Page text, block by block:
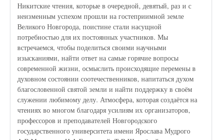
Никитские чтения, которые в очередной, девятый, раз и с
неизменным успехом прошли на гостеприимной земле
Великого Новгорода, поистине стали насущной
потребностью для их постоянных участников. Мы
встречаемся, чтобы поделиться своими научными
изысканиями, найти ответ на самые горячие вопросы
современной жизни, осмыслить происходящие перемены в
духовном состоянии соотечественников, напитаться духом
благословенной святой земли и найти поддержку в своём
служении любимому делу. Атмосфера, которая создаётся на
чтениях во многом благодаря усилиям их организаторов,
профессоров и преподавателей Новгородского
государственного университета имени Ярослава Мудрого